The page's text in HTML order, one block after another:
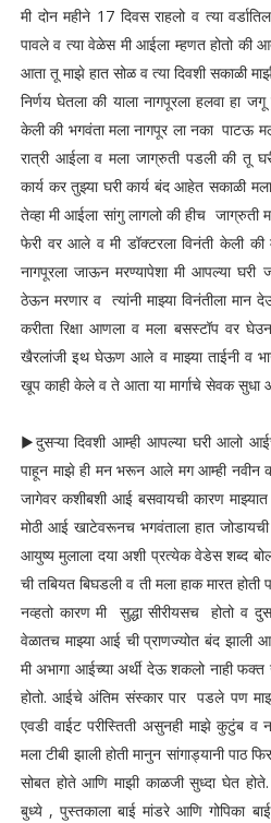
मी दोन महीने 17 दिवस राहलो व त्या
पावले व त्या वेळेस मी आईला म्हणत होतो की
आता तू माझे हात सोळ व त्या दिवशी सकाळी
निर्णय घेतला की याला नागपूरला हलवा हा
केली की भगवंता मला नागपूर ला नका पाटऊ
रात्री आईला व मला जाग्रुती पडली की तू
कार्य कर तुझ्या घरी कार्य बंद आहेत सकाळी
तेव्हा मी आईला सांगु लागलो की हीच
फेरी वर आले व मी डॉक्टरला विनंती केली
नागपूरला जाऊन मरण्यापेशा मी आपल्या
ठेऊन मरणार व त्यांनी माझ्या विनंतीला मान
करीता रिक्षा आणला व मला बसस्टॉप
खैरलांजी इथ घेऊण आले व माझ्या ताईनी व
खूप काही केले व ते आता या मार्गाचे सेवक सुधा
▶दुसऱ्या दिवशी आम्ही आपल्या घरी आलो
पाहून माझे ही मन भरून आले मग आम्ही नवीन
जागेवर कशीबशी आई बसवायची कारण माझ्यात
मोठी आई खाटेवरूनच भगवंताला हात
आयुष्य मुलाला दया अशी प्रत्येक वेडेस शब्द
ची तबियत बिघडली व ती मला हाक मारत
नव्हतो कारण मी सुद्धा सीरीयसच होतो व
वेळातच माझ्या आई ची प्राणज्योत बंद झाली
मी अभागा आईच्या अर्थी देऊ शकलो नाही
होतो. आईचे अंतिम संस्कार पार पडले पण
एवडी वाईट परीस्तिती असुनही माझे कुटुंब व
मला टीबी झाली होती मानुन सांगाड्यानी पाठ
सोबत होते आणि माझी काळजी सुध्दा घेत होते.
बुध्ये , पुस्तकाला बाई मांडरे आणि गोपिका